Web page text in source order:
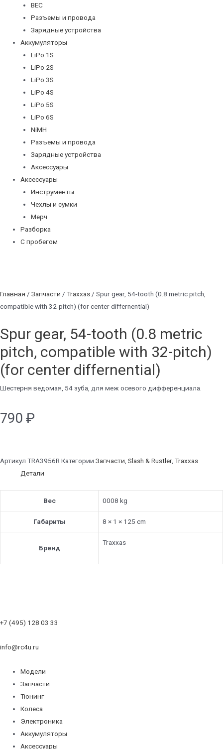
BEC
Разъемы и провода
Зарядные устройства
Аккумуляторы
LiPo 1S
LiPo 2S
LiPo 3S
LiPo 4S
LiPo 5S
LiPo 6S
NiMH
Разъемы и провода
Зарядные устройства
Аксессуары
Аксессуары
Инструменты
Чехлы и сумки
Мерч
Разборка
С пробегом
Главная / Запчасти / Traxxas / Spur gear, 54-tooth (0.8 metric pitch,
compatible with 32-pitch) (for center differnential)
Spur gear, 54-tooth (0.8 metric
pitch, compatible with 32-pitch)
(for center differnential)
Шестерня ведомая, 54 зуба, для меж осевого дифференциалa.
790 ₽
Артикул TRA3956RКатегории Запчасти, Slash & Rustler, Traxxas
Детали
Вес 0008 kg
Габариты 8 × 1 × 125 cm
Бренд
Traxxas
+7 (495) 128 03 33
info@rc4u.ru
Модели
Запчасти
Тюнинг
Колеса
Электроника
Аккумуляторы
Аксессуары